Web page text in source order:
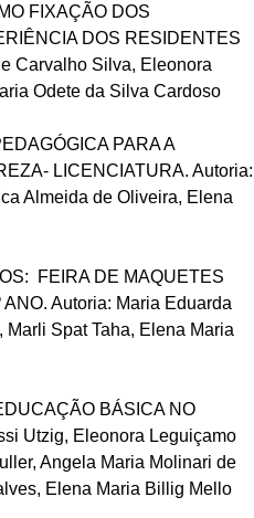
FIXAÇÃO DOS
DOS RESIDENTES
Carvalho Silva, Eleonora
Odete da Silva Cardoso
PARA A
LICENCIATURA. Autoria:
Almeida de Oliveira, Elena
FEIRA DE MAQUETES
Autoria: Maria Eduarda
Spat Taha, Elena Maria
BÁSICA NO
Utzig, Eleonora Leguiçamo
Angela Maria Molinari de
Elena Maria Billig Mello